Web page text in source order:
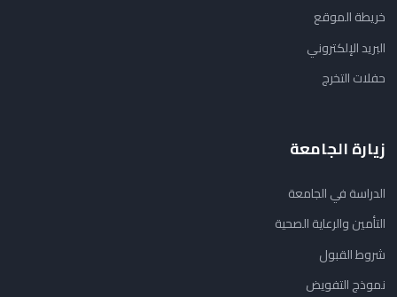
خريطة الموقع
البريد الإلكتروني
حفلات التخرج
زيارة الجامعة
الدراسة في الجامعة
التأمين والرعاية الصحية
شروط القبول
نموذج التفويض